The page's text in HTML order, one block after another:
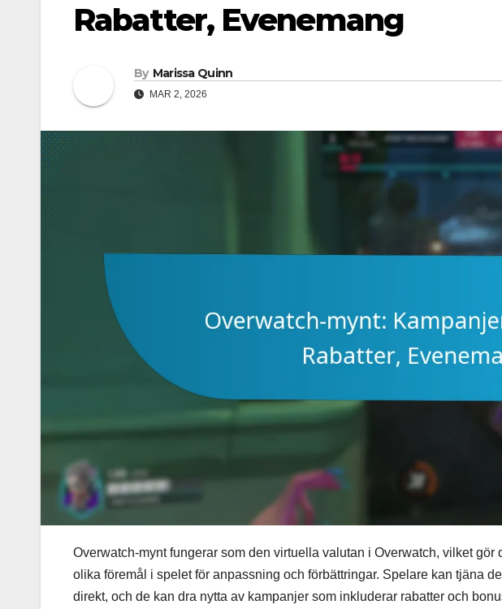
Rabatter, Evenemang
By Marissa Quinn
MAR 2, 2026
Overwatch-mynt fungerar som den virtuella valutan i Overwatch, vilket
olika föremål i spelet för anpassning och förbättringar. Spelare kan tjäna
direkt, och de kan dra nytta av kampanjer som inkluderar rabatter och